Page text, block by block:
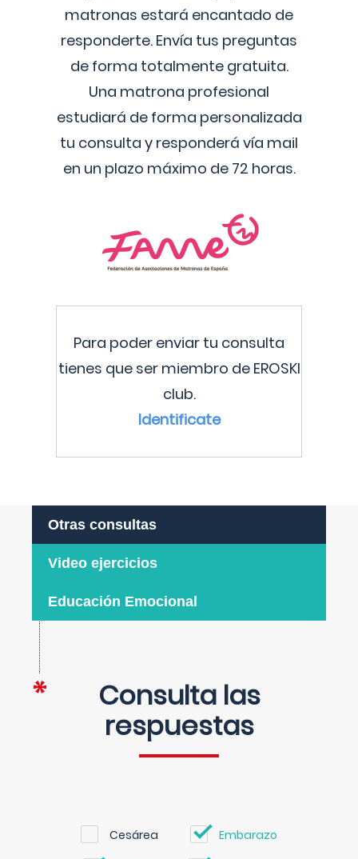
matronas estará encantado de
responderte. Envía tus preguntas
de forma totalmente gratuita.
Una matrona profesional
estudiará de forma personalizada
tu consulta y responderá vía mail
en un plazo máximo de 72 horas.
Para poder enviar tu consulta
tienes que ser miembro de EROSKI
club.
Identificate
Otras consultas
Video ejercicios
Educación Emocional
Consulta las
respuestas
Cesárea Embarazo